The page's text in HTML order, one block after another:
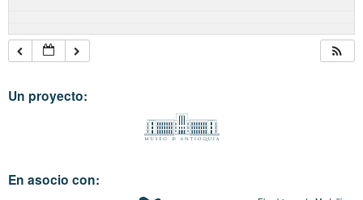
Un proyecto:
En asocio con: